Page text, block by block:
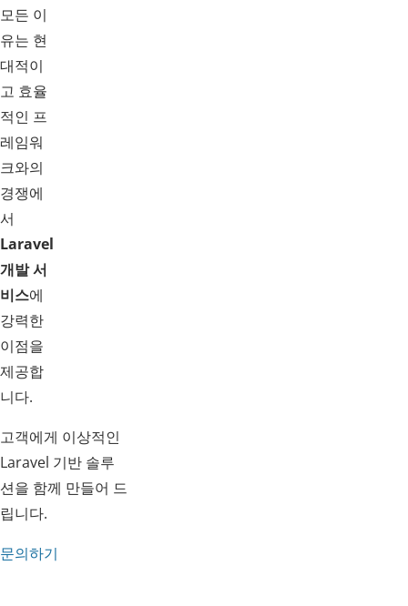
모든 이
유는 현
대적이
고 효율
적인 프
레임워
크와의
경쟁에
서
Laravel
개발 서
비스에
강력한
이점을
제공합
니다.
고객에게 이상적인
Laravel 기반 솔루
션을 함께 만들어 드
립니다.
문의하기